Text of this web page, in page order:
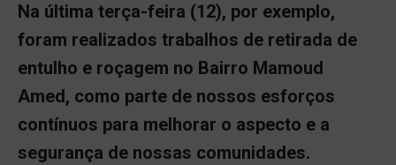
Na última terça-feira (12), por exemplo,
foram realizados trabalhos de retirada de
entulho e roçagem no Bairro Mamoud
Amed, como parte de nossos esforços
contínuos para melhorar o aspecto e a
segurança de nossas comunidades.